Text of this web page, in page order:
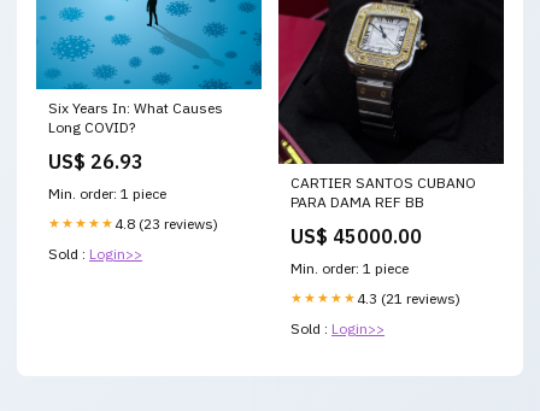
Six Years In: What Causes
Long COVID?
US$ 26.93
Min. order: 1 piece
★★★★★ 4.8 (23 reviews)
Sold : Login>>
CARTIER SANTOS CUBANO
PARA DAMA REF BB
US$ 45000.00
Min. order: 1 piece
★★★★★ 4.3 (21 reviews)
Sold : Login>>